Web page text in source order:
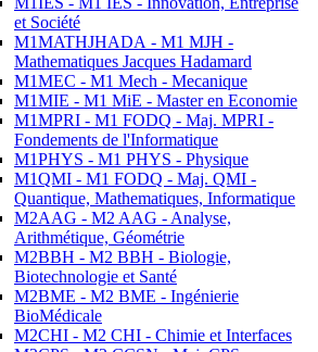
et Société
M1MATHJHADA - M1 MJH -
Mathematiques Jacques Hadamard
M1MEC - M1 Mech - Mecanique
M1MIE - M1 MiE - Master en Economie
M1MPRI - M1 FODQ - Maj. MPRI -
Fondements de l'Informatique
M1PHYS - M1 PHYS - Physique
M1QMI - M1 FODQ - Maj. QMI -
Quantique, Mathematiques, Informatique
M2AAG - M2 AAG - Analyse,
Arithmétique, Géométrie
M2BBH - M2 BBH - Biologie,
Biotechnologie et Santé
M2BME - M2 BME - Ingénierie
BioMédicale
M2CHI - M2 CHI - Chimie et Interfaces